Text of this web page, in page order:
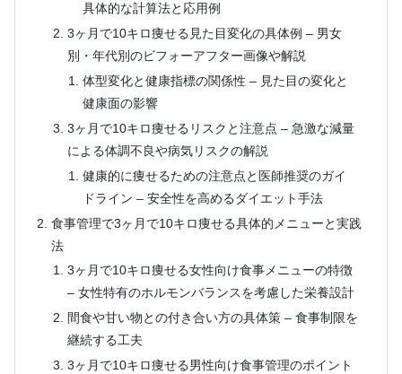
具体的な計算法と応用例
3ヶ月で10キロ痩せる見た目変化の具体例 – 男女
別・年代別のビフォーアフター画像や解説
体型変化と健康指標の関係性 – 見た目の変化と
健康面の影響
3ヶ月で10キロ痩せるリスクと注意点 – 急激な減量
による体調不良や病気リスクの解説
健康的に痩せるための注意点と医師推奨のガイ
ドライン – 安全性を高めるダイエット手法
食事管理で3ヶ月で10キロ痩せる具体的メニューと実践
法
3ヶ月で10キロ痩せる女性向け食事メニューの特徴
– 女性特有のホルモンバランスを考慮した栄養設計
間食や甘い物との付き合い方の具体策 – 食事制限を
継続する工夫
3ヶ月で10キロ痩せる男性向け食事管理のポイント